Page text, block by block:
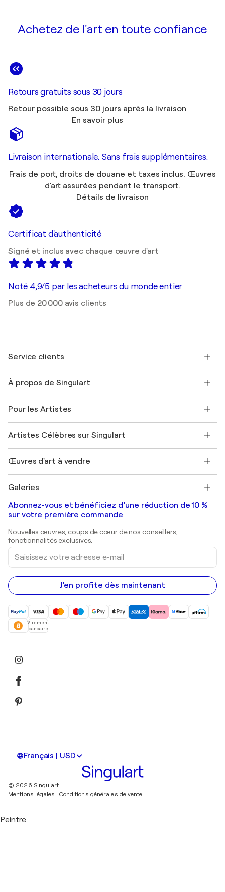
Achetez de l'art en toute confiance
Retours gratuits sous 30 jours
Retour possible sous 30 jours après la livraison
En savoir plus
Livraison internationale. Sans frais supplémentaires.
Frais de port, droits de douane et taxes inclus. Œuvres
d'art assurées pendant le transport.
Détails de livraison
Certificat d'authenticité
Signé et inclus avec chaque œuvre d'art
Noté 4,9/5 par les acheteurs du monde entier
Plus de 20 000 avis clients
Service clients
Expédition
Offrir une carte cadeau
Rejoignez notre programme commercial
Mon compte
+33 1 76 44 06 42
À propos de Singulart
FAQ
Magazine Singulart
Emplois
Découvrez une sélection d'art original
Pour les Artistes
Se connecter en tant qu'Artiste
Artistes Célèbres sur Singulart
Marc Chagall
Banksy
Mr. Brainwash
Shepard Fairey
Œuvres d'art à vendre
Tableaux abstraits à vendre
Peintures de paysage
Estampes
Peintures acryliques
Galeries
Galeries d'art en France
Galeries d'art en Belgique
Abonnez-vous et bénéficiez d’une réduction de 10 %
sur votre première commande
Nouvelles œuvres, coups de cœur de nos conseillers,
fonctionnalités exclusives.
Saisissez
votre
adresse
e-
mail
J'en profite dès maintenant
Virement
bancaire
Français | USD
© 2026 Singulart
Mentions légales. Conditions générales de vente
Peintre